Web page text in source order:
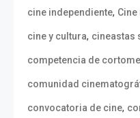
cine independiente,
cine y cultura, cineastas
competencia de
comunidad
convocatoria de cine,